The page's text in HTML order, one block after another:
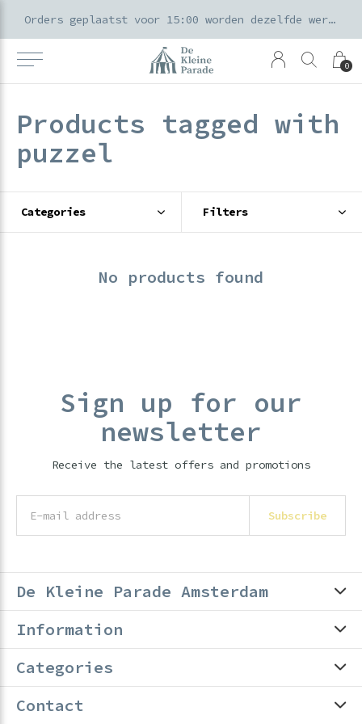
0
Orders geplaatst voor 15:00 worden dezelfde werkdag verzonden
Products tagged with
puzzel
Categories Filters
No products found
Sign up for our
newsletter
Receive the latest offers and promotions
Subscribe
De Kleine Parade Amsterdam
Information
Categories
Contact